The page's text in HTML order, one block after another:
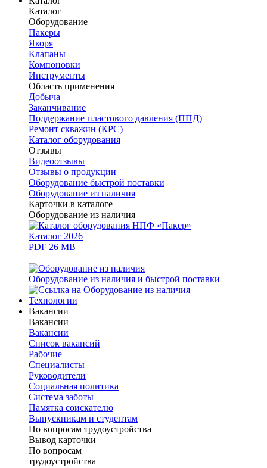
Каталог
Оборудование
Пакеры
Якоря
Клапаны
Компоновки
Инструменты
Область применения
Добыча
Заканчивание
Поддержание пластового давления (ППД)
Ремонт скважин (КРС)
Каталог оборудования
Отзывы
Видеоотзывы
Отзывы о продукции
Оборудование быстрой поставки
Оборудование из наличия
Карточки в каталоге
Оборудование из наличия
Каталог 2026
PDF 26 MB
Оборудование из наличия и быстрой поставки
Технологии
Вакансии
Вакансии
Вакансии
Список вакансий
Рабочие
Специалисты
Руководители
Cоциальная политика
Система заботы
Памятка соискателю
Выпускникам и студентам
По вопросам трудоустройства
Вывод карточки
По вопросам
трудоустройства